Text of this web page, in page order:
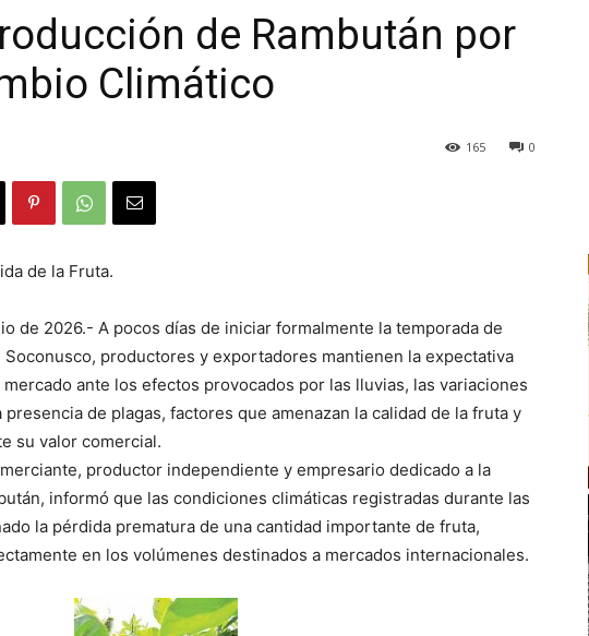
de Rambután por
Climático
0
165
de la Fruta.
de 2026.- A pocos días de iniciar formalmente la temporada de
productores y exportadores mantienen la expectativa
ante los efectos provocados por las lluvias, las variaciones
de plagas, factores que amenazan la calidad de la fruta y
su valor comercial.
productor independiente y empresario dedicado a la
informó que las condiciones climáticas registradas durante las
la pérdida prematura de una cantidad importante de fruta,
en los volúmenes destinados a mercados internacionales.